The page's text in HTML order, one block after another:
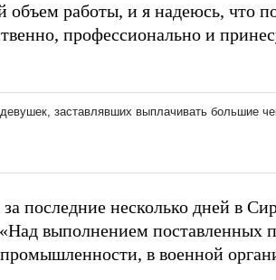
объем работы, и я надеюсь, что
профессионально и
последние несколько дней в
выполнением поставленных
в военной